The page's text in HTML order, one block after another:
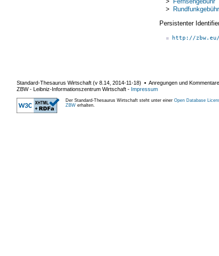
> Rundfunkgebühr
Persistenter
http://
Standard-Thesaurus Wirtschaft (v 8.14 2014-11-18) ▪ Anregungen und
ZBW - Leibniz-Informationszentrum Wirtschaft - Impressum
Der Standard-Thesaurus Wirtschaft steht unter einer Open Database
ZBW erhalten.